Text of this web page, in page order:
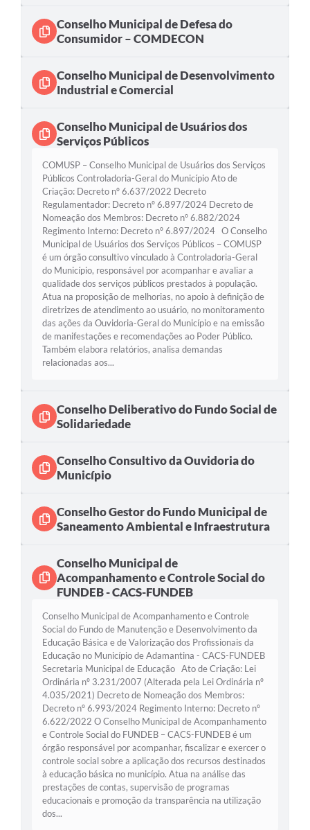
Conselho Municipal de Defesa do
Consumidor – COMDECON
Conselho Municipal de Desenvolvimento
Industrial e Comercial
Conselho Municipal de Usuários dos
Serviços Públicos
COMUSP – Conselho Municipal de Usuários dos Serviços
Públicos Controladoria-Geral do Município Ato de
Criação: Decreto nº 6.637/2022 Decreto
Regulamentador: Decreto nº 6.897/2024 Decreto de
Nomeação dos Membros: Decreto nº 6.882/2024
Regimento Interno: Decreto nº 6.897/2024 O Conselho
Municipal de Usuários dos Serviços Públicos – COMUSP
é um órgão consultivo vinculado à Controladoria-Geral
do Município, responsável por acompanhar e avaliar a
qualidade dos serviços públicos prestados à população.
Atua na proposição de melhorias, no apoio à definição de
diretrizes de atendimento ao usuário, no monitoramento
das ações da Ouvidoria-Geral do Município e na emissão
de manifestações e recomendações ao Poder Público.
Também elabora relatórios, analisa demandas
relacionadas aos...
Conselho Deliberativo do Fundo Social de
Solidariedade
Conselho Consultivo da Ouvidoria do
Município
Conselho Gestor do Fundo Municipal de
Saneamento Ambiental e Infraestrutura
Conselho Municipal de
Acompanhamento e Controle Social do
FUNDEB - CACS-FUNDEB
Conselho Municipal de Acompanhamento e Controle
Social do Fundo de Manutenção e Desenvolvimento da
Educação Básica e de Valorização dos Profissionais da
Educação no Município de Adamantina - CACS-FUNDEB
Secretaria Municipal de Educação Ato de Criação: Lei
Ordinária nº 3.231/2007 (Alterada pela Lei Ordinária nº
4.035/2021) Decreto de Nomeação dos Membros:
Decreto nº 6.993/2024 Regimento Interno: Decreto nº
6.622/2022 O Conselho Municipal de Acompanhamento
e Controle Social do FUNDEB – CACS-FUNDEB é um
órgão responsável por acompanhar, fiscalizar e exercer o
controle social sobre a aplicação dos recursos destinados
à educação básica no município. Atua na análise das
prestações de contas, supervisão de programas
educacionais e promoção da transparência na utilização
dos...